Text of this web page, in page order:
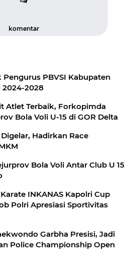
komentar
PBVSI Kabupaten
2024-2028
Atlet Terbaik, Forkopimda
Bola Voli U-15 di GOR Delta
Hadirkan Race
Bola Voli Antar Club U 15
INKANAS Kapolri Cup
Polri Apresiasi Sportivitas
Garbha Presisi, Jadi
Police Championship Open